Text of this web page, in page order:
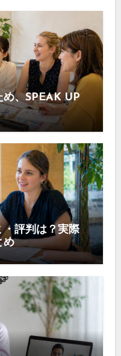
、SPEAK UP
・評判は？実際
め